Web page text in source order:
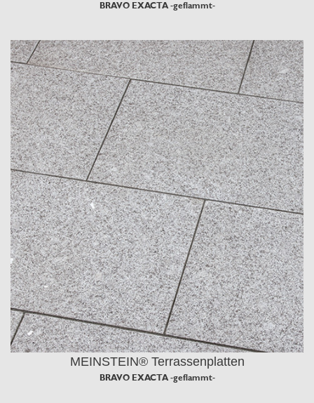
BRAVO EXACTA -geflammt-
MEINSTEIN® Terrassenplatten
BRAVO EXACTA -geflammt-